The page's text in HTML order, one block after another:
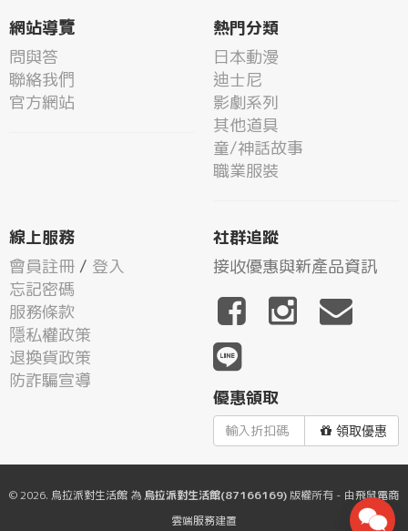
網站導覽
問與答
聯絡我們
官方網站
熱門分類
日本動漫
迪士尼
影劇系列
其他道具
童/神話故事
職業服裝
線上服務
會員註冊 / 登入
忘記密碼
服務條款
隱私權政策
退換貨政策
防詐騙宣導
社群追蹤
接收優惠與新產品資訊
優惠領取
領取優惠
© 2026. 烏拉派對生活館 為 烏拉派對生活館(87166169)版權所有 - 由飛鼠電商
雲端服務建置